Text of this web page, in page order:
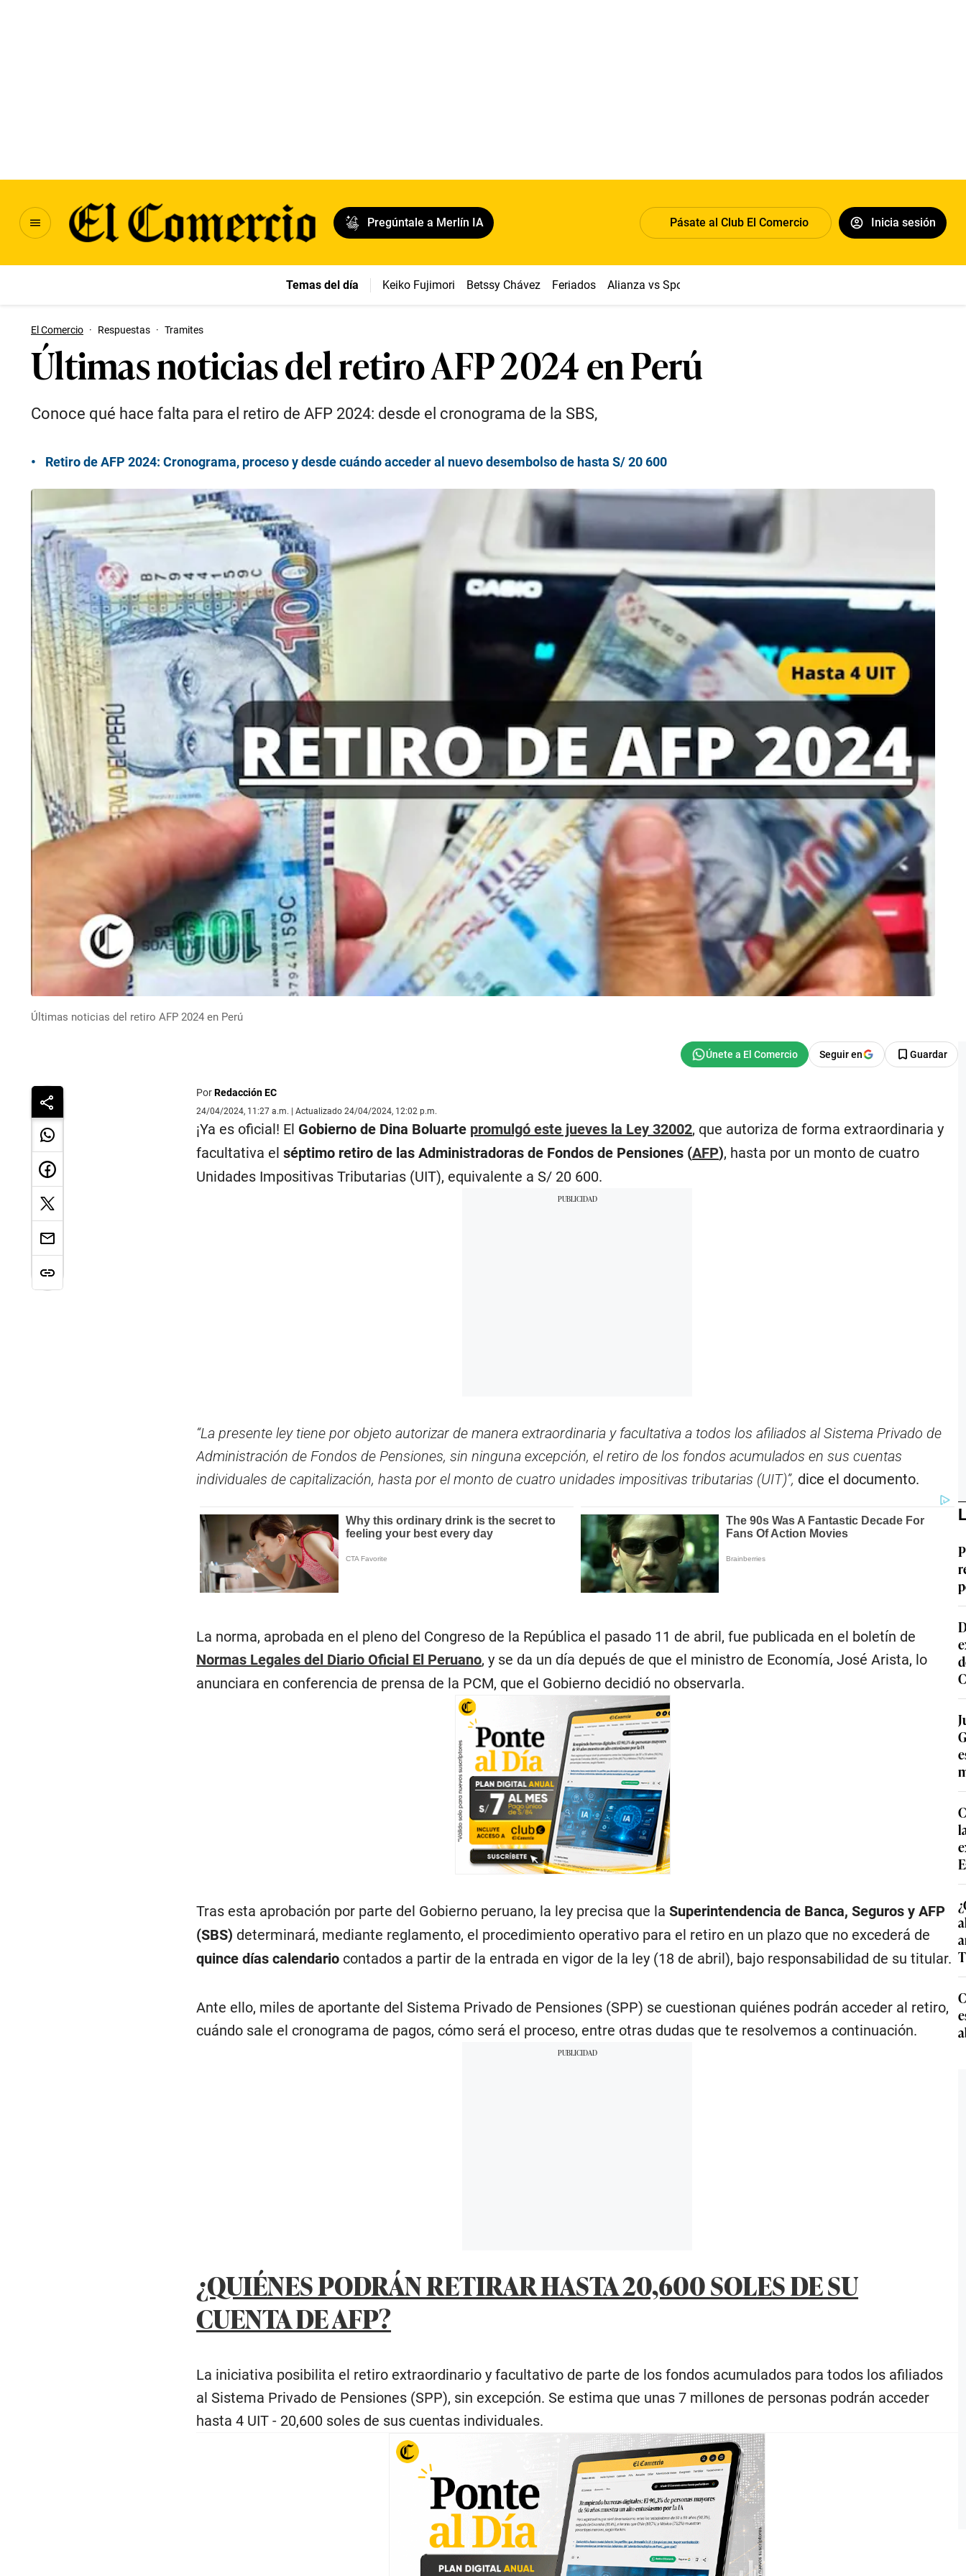
Pregúntale a Merlín IA Pásate al Club El Comercio Inicia sesión
Temas del día Keiko Fujimori Betssy Chávez Feriados Alianza vs Sport Boys
El Comercio · Respuestas · Tramites
Últimas noticias del retiro AFP 2024 en Perú
Conoce qué hace falta para el retiro de AFP 2024: desde el cronograma de la SBS,
Retiro de AFP 2024: Cronograma, proceso y desde cuándo acceder al nuevo desembolso de hasta S/ 20 600
Últimas noticias del retiro AFP 2024 en Perú
Seguir en Guardar
PorRedacción EC
24/04/2024, 11:27 a.m. | Actualizado 24/04/2024, 12:02 p.m.
¡Ya es oficial! El Gobierno de Dina Boluarte promulgó este jueves la Ley 32002, que autoriza de forma extraordinaria y
facultativa elséptimo retiro de las Administradoras de Fondos de Pensiones (AFP), hasta por un monto de cuatro
Unidades Impositivas Tributarias (UIT), equivalente a S/ 20 600.
“La presente ley tiene por objeto autorizar de manera extraordinaria y facultativa a todos los afiliados al Sistema Privado de
Administración de Fondos de Pensiones, sin ninguna excepción, el retiro de los fondos acumulados en sus cuentas
individuales de capitalización, hasta por el monto de cuatro unidades impositivas tributarias (UIT)”, dice el documento.
La norma, aprobada en el pleno del Congreso de la República el pasado 11 de abril, fue publicada en el boletín de
Normas Legales del Diario Oficial El Peruano, y se da un día depués de que el ministro de Economía, José Arista, lo
anunciara en conferencia de prensa de la PCM, que el Gobierno decidió no observarla.
Tras esta aprobación por parte del Gobierno peruano, la ley precisa que laSuperintendencia de Banca, Seguros y AFP
(SBS) determinará, mediante reglamento, el procedimiento operativo para el retiro en un plazo que no excederá de
quince días calendario contados a partir de la entrada en vigor de la ley (18 de abril), bajo responsabilidad de su titular.
Ante ello, miles de aportante del Sistema Privado de Pensiones (SPP) se cuestionan quiénes podrán acceder al retiro,
cuándo sale el cronograma de pagos, cómo será el proceso, entre otras dudas que te resolvemos a continuación.
¿QUIÉNES PODRÁN RETIRAR HASTA 20,600 SOLES DE SU
CUENTA DE AFP?
La iniciativa posibilita el retiro extraordinario y facultativo de parte de los fondos acumulados para todos los afiliados
al Sistema Privado de Pensiones (SPP), sin excepción. Se estima que unas 7 millones de personas podrán acceder
hasta 4 UIT - 20,600 soles de sus cuentas individuales.